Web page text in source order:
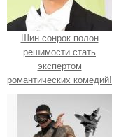
Шин сонрок полон
решимости стать
экспертом
романтических комедий!